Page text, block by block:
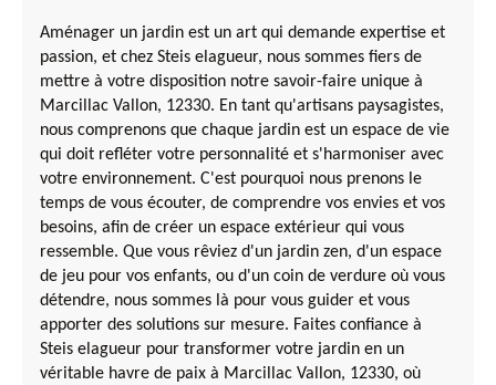
Aménager un jardin est un art qui demande expertise et
passion, et chez Steis elagueur, nous sommes fiers de
mettre à votre disposition notre savoir-faire unique à
Marcillac Vallon, 12330. En tant qu'artisans paysagistes,
nous comprenons que chaque jardin est un espace de vie
qui doit refléter votre personnalité et s'harmoniser avec
votre environnement. C'est pourquoi nous prenons le
temps de vous écouter, de comprendre vos envies et vos
besoins, afin de créer un espace extérieur qui vous
ressemble. Que vous rêviez d'un jardin zen, d'un espace
de jeu pour vos enfants, ou d'un coin de verdure où vous
détendre, nous sommes là pour vous guider et vous
apporter des solutions sur mesure. Faites confiance à
Steis elagueur pour transformer votre jardin en un
véritable havre de paix à Marcillac Vallon, 12330, où